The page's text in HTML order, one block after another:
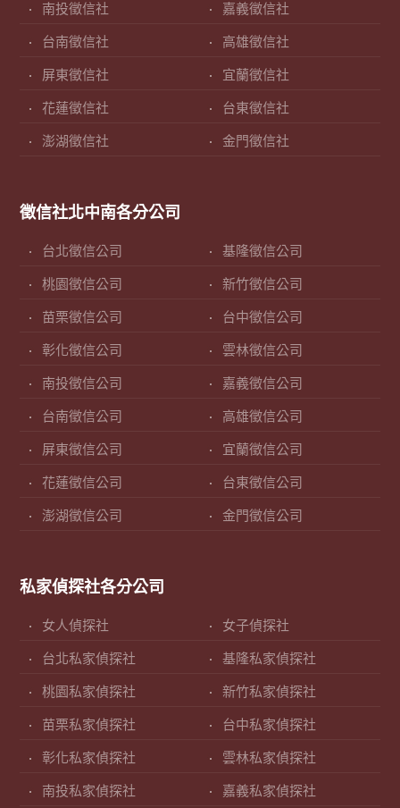
南投徵信社 嘉義徵信社
台南徵信社 高雄徵信社
屏東徵信社 宜蘭徵信社
花蓮徵信社 台東徵信社
澎湖徵信社 金門徵信社
徵信社北中南各分公司
台北徵信公司 基隆徵信公司
桃園徵信公司 新竹徵信公司
苗栗徵信公司 台中徵信公司
彰化徵信公司 雲林徵信公司
南投徵信公司 嘉義徵信公司
台南徵信公司 高雄徵信公司
屏東徵信公司 宜蘭徵信公司
花蓮徵信公司 台東徵信公司
澎湖徵信公司 金門徵信公司
私家偵探社各分公司
女人偵探社 女子偵探社
台北私家偵探社 基隆私家偵探社
桃園私家偵探社 新竹私家偵探社
苗栗私家偵探社 台中私家偵探社
彰化私家偵探社 雲林私家偵探社
南投私家偵探社 嘉義私家偵探社